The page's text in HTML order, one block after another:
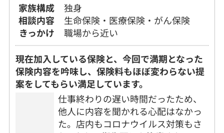
家族構成
独身
相談内容
生命保険・医療保険・がん保険
きっかけ
職場から近い
現在加入している保険と、今回で満期となった
保険内容を吟味し、保険料もほぼ変わらない提
案をしてもらい満足しています。
仕事終わりの遅い時間だったため、
他人に内容を聞かれる心配はなかっ
た。店内もコロナウイルス対策もさ